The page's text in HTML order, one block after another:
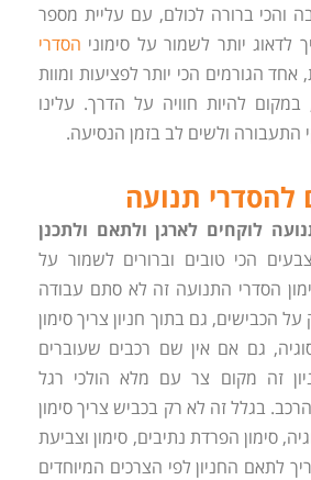
והכי ברורה לכולם, עם עליית מספר
לדאוג יותר לשמור על סימוני הסדרי
הגורמים הכי יותר לפציעות ומוות
להיות חוויה על הדרך. עלינו
התעבורה ולשים לב בזמן הנסיעה.
להסדרי תנועה
לוקחים לארגן ולתאם ולתכנן
הכי טובים וברורים לשמור על
הסדרי התנועה זה לא סתם עבודה
הכבישים, גם בתוך חניון צריך סימון
גם אם אין שם רכבים שעוברים
זה מקום צר עם מלא הולכי רגל
בגלל זה לא רק בכביש צריך סימון
סימון הפרדת נתיבים, סימון וצביעת
לתאם החניון לפי הצרכים המיוחדים